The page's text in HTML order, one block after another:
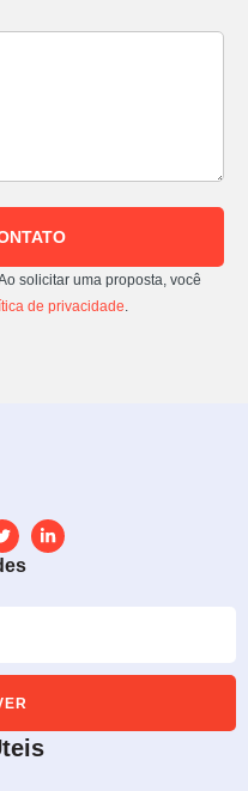
solicitar uma proposta, você
de privacidade.